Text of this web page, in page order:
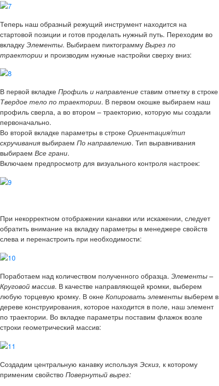
Теперь наш образный режущий инструмент находится на
стартовой позиции и готов проделать нужный путь. Переходим во
вкладку Элементы. Выбираем пиктограмму Вырез по
траектории и производим нужные настройки сверху вниз:
В первой вкладке Профиль и направление ставим отметку в строке
Твердое тело по траектории. В первом окошке выбираем наш
профиль сверла, а во втором – траекторию, которую мы создали
первоначально.
Во второй вкладке параметры в строке Ориентация/тип
скручивания выбираем По направлению. Тип выравнивания
выбираем Все грани.
Включаем предпросмотр для визуального контроля настроек:
При некорректном отображении канавки или искажении, следует
обратить внимание на вкладку параметры в менеджере свойств
слева и перенастроить при необходимости:
Поработаем над количеством полученного образца. Элементы –
Круговой массив. В качестве направляющей кромки, выберем
любую торцевую кромку. В окне Копировать элементы выберем в
дереве конструирования, которое находится в поле, наш элемент
по траектории. Во вкладке параметры поставим флажок возле
строки геометрический массив:
Создадим центральную канавку используя Эскиз, к которому
применим свойство Повернутый вырез: